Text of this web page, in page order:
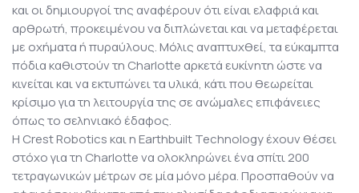
και οι δημιουργοί της αναφέρουν ότι είναι ελαφριά και
αρθρωτή, προκειμένου να διπλώνεται και να μεταφέρεται
με οχήματα ή πυραύλους. Μόλις αναπτυχθεί, τα εύκαμπτα
πόδια καθιστούν τη Charlotte αρκετά ευκίνητη ώστε να
κινείται και να εκτυπώνει τα υλικά, κάτι που θεωρείται
κρίσιμο για τη λειτουργία της σε ανώμαλες επιφάνειες
όπως το σεληνιακό έδαφος.
Η Crest Robotics και η Earthbuilt Technology έχουν θέσει
στόχο για τη Charlotte να ολοκληρώνει ένα σπίτι 200
τετραγωνικών μέτρων σε μία μόνο μέρα. Προσπαθούν να